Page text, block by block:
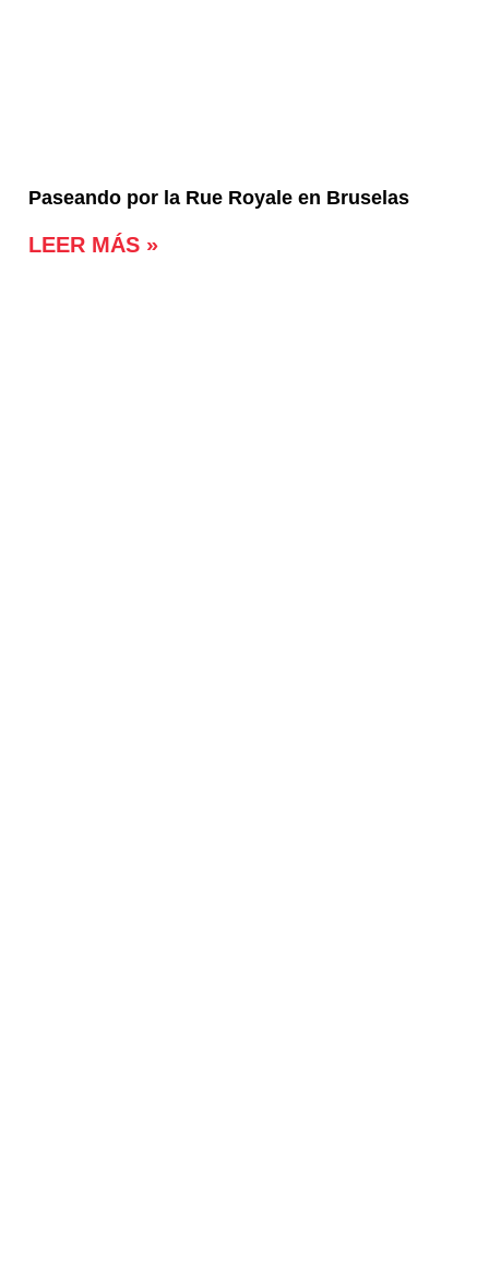
Paseando por la Rue Royale en Bruselas
LEER MÁS »